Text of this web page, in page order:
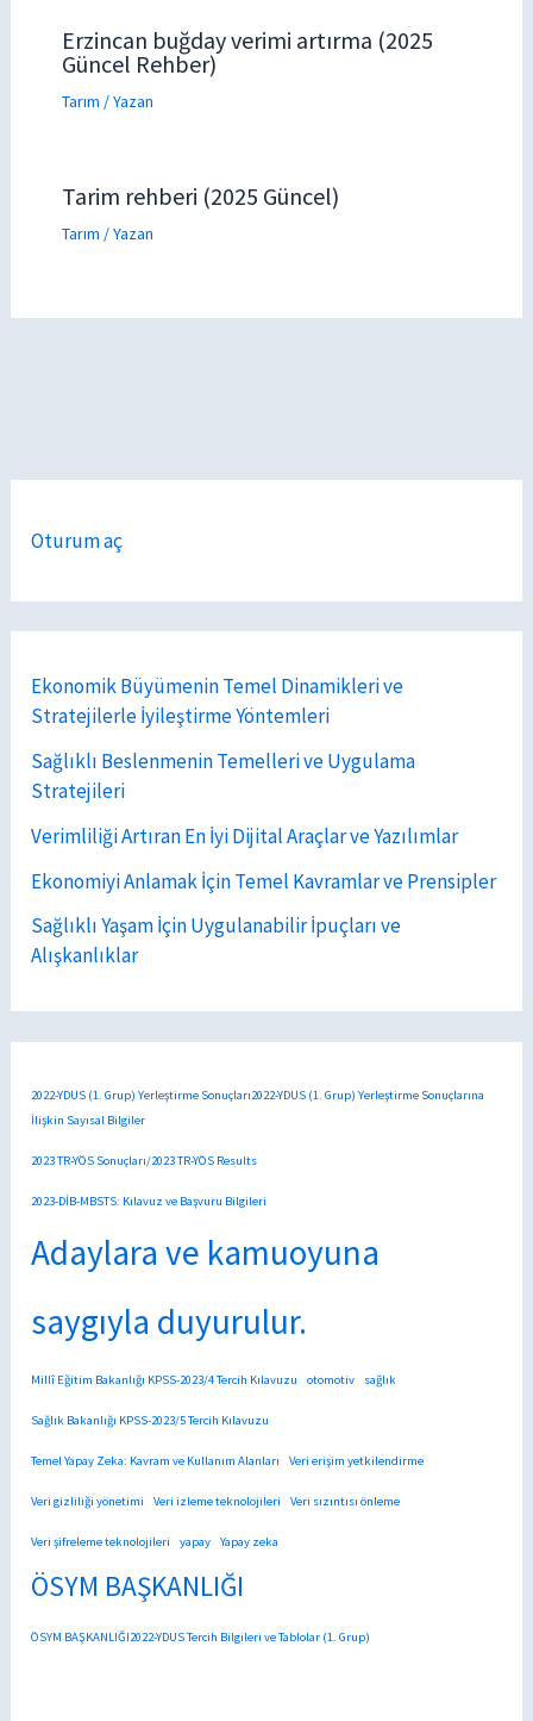
Erzincan buğday verimi artırma (2025
Güncel Rehber)
Tarım / Yazan
Tarim rehberi (2025 Güncel)
Tarım / Yazan
Oturum aç
Ekonomik Büyümenin Temel Dinamikleri ve
Stratejilerle İyileştirme Yöntemleri
Sağlıklı Beslenmenin Temelleri ve Uygulama
Stratejileri
Verimliliği Artıran En İyi Dijital Araçlar ve Yazılımlar
Ekonomiyi Anlamak İçin Temel Kavramlar ve Prensipler
Sağlıklı Yaşam İçin Uygulanabilir İpuçları ve
Alışkanlıklar
2022-YDUS (1. Grup) Yerleştirme Sonuçları2022-YDUS (1. Grup) Yerleştirme Sonuçlarına
İlişkin Sayısal Bilgiler
2023 TR-YÖS Sonuçları/2023 TR-YÖS Results
2023-DİB-MBSTS: Kılavuz ve Başvuru Bilgileri
Adaylara ve kamuoyuna
saygıyla duyurulur.
Millî Eğitim Bakanlığı KPSS-2023/4 Tercih Kılavuzu otomotiv sağlık
Sağlık Bakanlığı KPSS-2023/5 Tercih Kılavuzu
Temel Yapay Zeka: Kavram ve Kullanım Alanları Veri erişim yetkilendirme
Veri gizliliği yönetimi Veri izleme teknolojileri Veri sızıntısı önleme
Veri şifreleme teknolojileri yapay Yapay zeka
ÖSYM BAŞKANLIĞI
ÖSYM BAŞKANLIĞI2022-YDUS Tercih Bilgileri ve Tablolar (1. Grup)